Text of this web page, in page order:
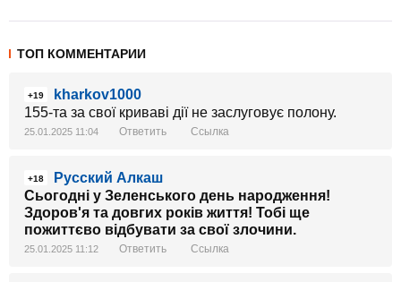
ТОП КОММЕНТАРИИ
+19
kharkov1000
155-та за свої криваві дії не заслуговує полону.
25.01.2025 11:04 Ответить Ссылка
+18
Русский Алкаш
Сьогодні у Зеленського день народження!
Здоров'я та довгих років життя! Тобі ще
пожиттєво відбувати за свої злочини.
25.01.2025 11:12 Ответить Ссылка